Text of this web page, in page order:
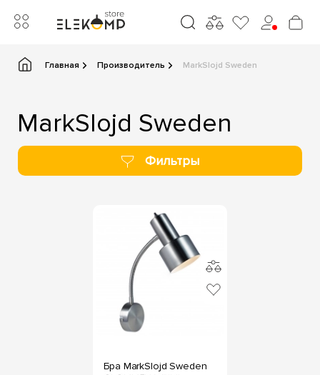
Главная Производитель MarkSlojd Sweden
MarkSlojd Sweden
Фильтры
Бра MarkSlojd Sweden